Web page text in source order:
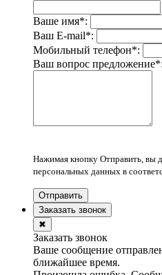
Ваше имя*:
Ваш E-mail*:
Мобильный телефон*:
Ваш вопрос предложение*:
Нажимая кнопку Отправить, вы
персональных данных в
Отправить
Заказать звонок
✖
Заказать звонок
Ваше сообщение
ближайшее время.